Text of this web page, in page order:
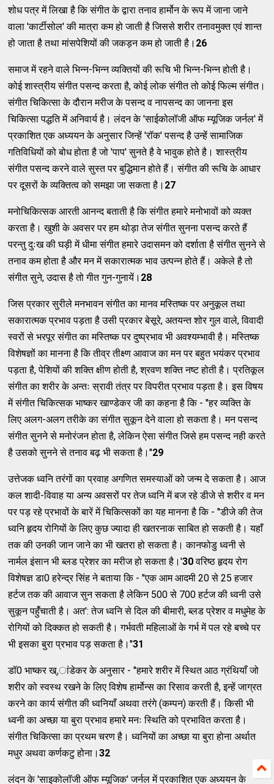
शोध पत्र में लिखा है कि संगीत के द्वारा तनाव हार्मोन के रूप में जाना जाने
वाला 'कार्टीसोल' की मात्रा कम हो जाती है जिससे शरीर तनावमुक्त एवं शान्त
हो जाता है तथा मांसपेशियों की जकड़न कम हो जाती है। 26
समाज में रहने वाले भिन्न-भिन्न व्यक्तियों की रूचि भी भिन्न-भिन्न होती है।
कोई शास्त्रीय संगीत पसन्द करता है, कोई लोक संगीत तो कोई फिल्म संगीत।
संगीत चिकित्सा के दौरान मरीज के पसन्द व नापसन्द का जानना इस
चिकित्सा पद्धति में अनिवार्य है। लंदन के 'साईकोलॉजी ऑफ म्यूजिक जर्नल' में
प्रकाशित एक अध्ययन के अनुसार जिन्हें 'रॉक' पसन्द है उन्हें सामाजिक
गतिविधियों को बोध होता है जो 'पाप' सुनते है वे भावुक होते है। शास्त्रीय
संगीत पसन्द करने वाले सुस्त पर बुद्धिमान होते हैं। संगीत की रूचि के आधार
पर दूसरों के व्यक्तित्व को समझा जा सकता है। 27
मनोचिकित्सक आरती आनन्द बताती है कि संगीत हमारे मनोभावों को व्यक्त
करता है। खुशी के अवसर पर हम थोड़ा तेज संगीत सुनना पसन्द करते हैं
परन्तु दुःख की घड़ी में धीमा संगीत हमारे उदासमन को दर्शाता है संगीत सुनने से
तनाव कम होता है और मन में सकारात्मक भाव उत्पन्न होते हैं। अकेले है तो
संगीत सुने, उदास है तो गीत गुन-गुनायें। 28
जिस प्रकार सुरीले मनभावन संगीत का मानव मस्तिष्क पर अनुकूल तथा
सकारात्मक प्रभाव पड़ता है उसी प्रकार बेसूरे, अतयन्त शोर गुल वाले, विवादी
स्वरों से भरपूर संगीत का मस्तिष्क पर दुष्प्रभाव भी अवश्यम्भावी है। मस्तिष्क
विशेषज्ञों का मानना है कि तीव्र तीक्ष्ण आवाज का मन पर बहुत भयंकर प्रभाव
पड़ता है, पेशियों की शक्ति क्षीण होती है, श्रवण शक्ति नष्ट होती है। प्रतिकूल
संगीत का शरीर के अन्तः स्रावी तंत्र पर विपरीत प्रभाव पड़ता है। इस विषय
में संगीत चिकित्सक भाष्कर खाण्डेकर जी का कहना है कि - ''हर व्यक्ति के
लिए अलग-अलग तरीके का संगीत सुकून देने वाला हो सकता है। मन पसन्द
संगीत सुनने से मनोरंजन होता है, लेकिन ऐसा संगीत जिसे हम पसन्द नही करते
है उसको सुनने से तनाव बढ़ भी सकता है।''29
उत्तेजक ध्वनि तरंगों का प्रवाह अगणित समस्याओं को जन्म दे सकता है। आज
कल शादी-विवाह या अन्य अवसरों पर तेज ध्वनि में बज रहे डीजे से शरीर व मन
पर पड़ रहे प्रभावों के बारें में चिकित्सकों का यह मानना है कि - ''डीजे की तेज
ध्वनि हृदय रोगियों के लिए कुछ ज्यादा ही खतरनाक साबित हो सकती है। यहाँ
तक की उनकी जान जाने का भी खतरा हो सकता है। कानफोडु ध्वनी से
नार्मल इंसान भी ब्लड प्रेशर का मरीज हो सकता है।'30वरिष्ठ हृदय रोग
विशेषज्ञ डा0 हरेन्द्र सिंह ने बताया कि - ''एक आम आदमी 20 से 25 हजार
हर्टज तक की आवाज सुन सकता है लेकिन 500 से 700 हर्टज की ध्वनी उसे
सुकून पहुँंचाती है। अत': तेज ध्वनि से दिल की बीमारी, ब्लड प्रेशर व मधुमेह के
रोगियों को दिक्कत हो सकती है। गर्भवती महिलाओं के गर्भ में पल रहे बच्चे पर
भी इसका बुरा प्रभाव पड़ सकता है।''31
डॉ0 भाष्कर ख्,ांडेकर के अनुसार - ''हमारे शरीर में स्थित आठ ग्रंथियाँ जो
शरीर को स्वस्थ रखने के लिए विशेष हार्मोन्स का रिसाव करती है, इन्हें जाग्रत
करने का कार्य संगीत की ध्वनियाँ अथवा तरंगे (कम्पन) करती हैं। किसी भी
ध्वनी का अच्छा या बुरा प्रभाव हमारे मनः स्थिति को प्रभावित करता है।
संगीत चिकित्सा का प्रथम चरण है। ध्वनियों का अच्छा या बुरा होना अर्थात
मधुर अथवा कर्णकटु होना।32
लंदन के 'साइकोलॉजी ऑफ म्यूजिक' जर्नल में प्रकाशित एक अध्ययन के